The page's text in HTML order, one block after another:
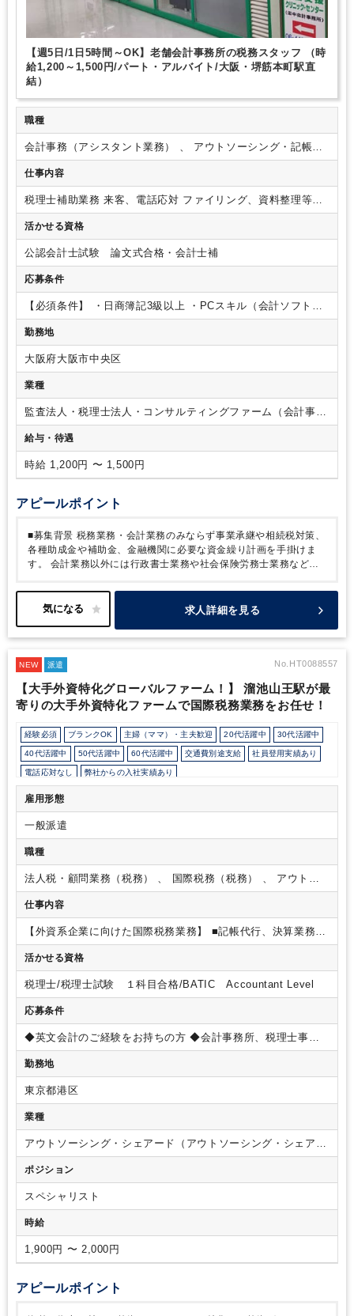
【週5日/1日5時間～OK】老舗会計事務所の税務スタッフ （時
給1,200～1,500円/パート・アルバイト/大阪・堺筋本町駅直
結）
職種
会計事務（アシスタント業務） 、 アウトソーシング・記帳代
行 、 法人税・顧問業務（税務）
仕事内容
税理士補助業務 来客、電話応対 ファイリング、資料整理等
【具体的には】・税理士補助業務一般(法人税、所得税、消費
税、資産税等の税務申告書作成補助等)
票作成等) ・総勘定元帳の作成
・顧問先から領収書・出納帳・
預金帳簿等を預かり仕訳入力し、PL(損益計算書)・BS(貸借対
照表)を作成
お任せいたします。 【顧客訪問業務】・巡回監査・決算業務
・月次報告 ■組織構成・全従業員 16名∟女性 10名∟パー
ト 4名
活かせる資格
公認会計士試験 論文式合格・会計士補
応募条件
【必須条件】 ・日商簿記3級以上 ・PCスキル（会計ソフト、
ワード、エクセル、インターネット、メール） 【歓迎条件】
・会計事務所での勤務経験2年以上
者、社労士
勤務地
大阪府大阪市中央区
業種
監査法人・税理士法人・コンサルティングファーム（会計事務
所）
給与・待遇
時給 1,200円 〜 1,500円
アピールポイント
■募集背景 税務業務・会計業務のみならず事業承継や相続税対策、
各種助成金や補助金、金融機関に必要な資金繰り計画を手掛けま
す。
会計業務以外には行政書士業務や社会保険労務士業務など幅
バイスをモットーにしている事務所です。今回は事業拡大・組織
強化のための増員募集です。
■事務所の特徴・先代から通算すれ
っています。・４０年以上の歴史ある異業種交流団体の事務局を
流することができ、高度な知見と人脈の幅が広がります。・任さ
揮できる環境があります。 ・社会保険労務士事務所、行政書士事
務所を併設しており、幅広い業務をワンストップで対応可能です。
し、プロフェッショナル集団のネットワークを構築しており、あら
ゆる経営課題にも対応することができます。
求人詳細を見る
NEW 派遣 No.HT0088557
【大手外資特化グローバルファーム！】 溜池山王駅が最
寄りの大手外資特化ファームで国際税務業務をお任せ！
経験必須 ブランクOK 主婦（ママ）・主夫歓迎 20代活躍中 30代活躍中
40代活躍中 50代活躍中 60代活躍中 交通費別途支給 社員登用実績あり
電話応対なし 弊社からの入社実績あり
フルタイム 駅から徒歩5分以内 駅直結 業界大手企業 外資系企業
ベンチャー企業
休憩室あり
外国人がいるグローバルなオフィス 派遣スタッフ活躍中 経理主担当
ルーティンワークがメイン 社内システム等のOJT 業務手順等のOJT
業界知識・専門用語等のOJT
雇用形態
一般派遣
職種
法人税・顧問業務（税務） 、 国際税務（税務） 、 アウトソ
ーシング・記帳代行
仕事内容
【外資系企業に向けた国際税務業務】 ■記帳代行、決算業務■
税務申告書作成または作成補助■レポーティング■ストックオ
プションの調整
国際税務）■パートナー、マネージャーのサポート
随する業務等
活かせる資格
税理士/税理士試験 １科目合格/BATIC Accountant Level
応募条件
◆英文会計のご経験をお持ちの方 ◆会計事務所、税理士事務
所での税務実務経験
勤務地
東京都港区
業種
アウトソーシング・シェアード（アウトソーシング・シェアー
ドサービス）
ポジション
スペシャリスト
時給
1,900円 〜 2,000円
アピールポイント